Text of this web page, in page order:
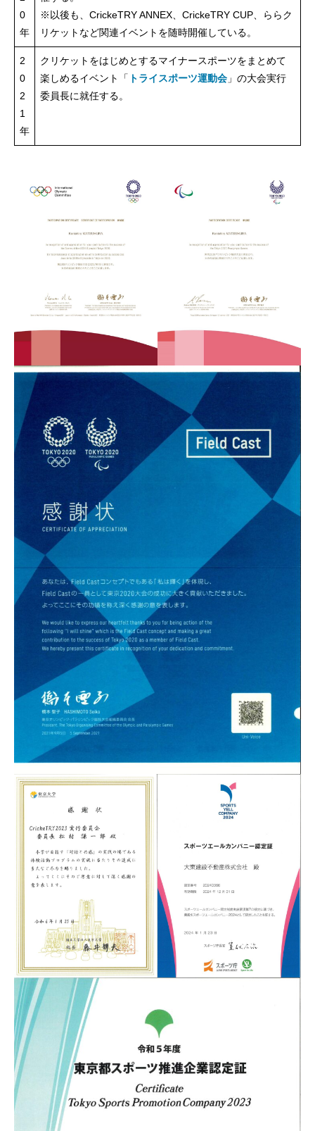
0
年
※以後も、CrickeTRY ANNEX、CrickeTRY CUP、ららク
リケットなど関連イベントを随時開催している。
2
0
2
1
年
クリケットをはじめとするマイナースポーツをまとめて
楽しめるイベント「 トライスポーツ運動会 」の大会実行
委員長に就任する。